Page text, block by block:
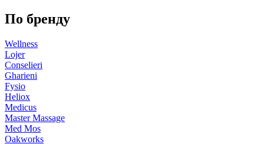
По бренду
Wellness
Lojer
Conselieri
Gharieni
Fysio
Heliox
Medicus
Master Massage
Med Mos
Oakworks